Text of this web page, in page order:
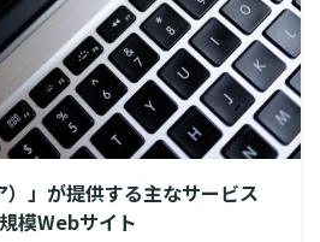
）」が提供する主なサービス
模Webサイト